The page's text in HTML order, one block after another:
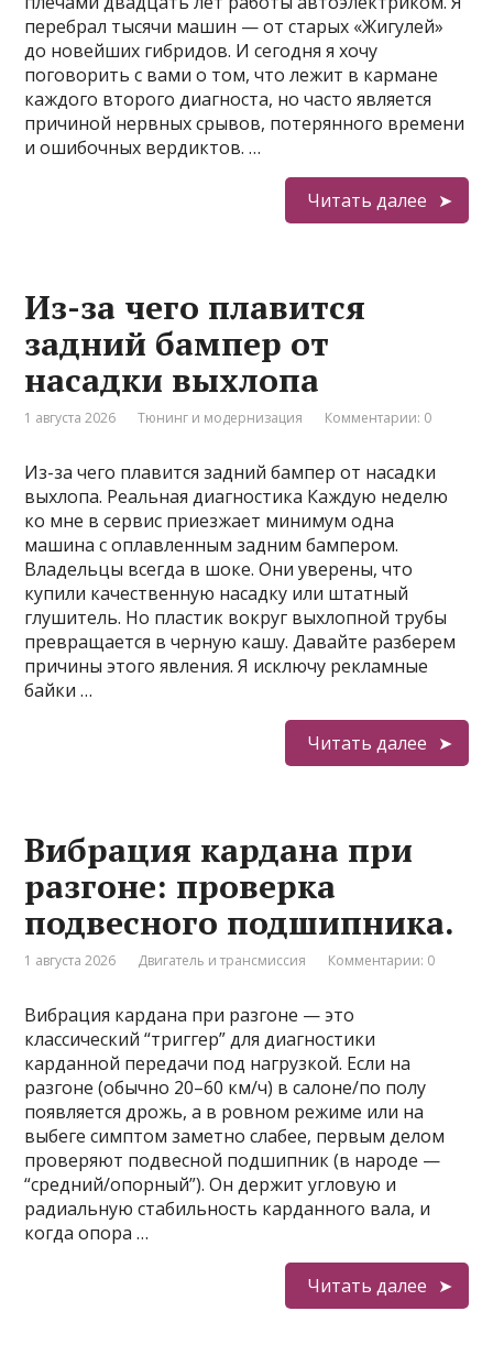
перебрал тысячи машин — от старых «Жигулей»
до новейших гибридов. И сегодня я хочу
поговорить с вами о том, что лежит в кармане
каждого второго диагноста, но часто является
причиной нервных срывов, потерянного времени
и ошибочных вердиктов. …
Читать далее
Из-за чего плавится
задний бампер от
насадки выхлопа
1 августа 2026 Тюнинг и модернизация Комментарии: 0
Из-за чего плавится задний бампер от насадки
выхлопа. Реальная диагностика Каждую неделю
ко мне в сервис приезжает минимум одна
машина с оплавленным задним бампером.
Владельцы всегда в шоке. Они уверены, что
купили качественную насадку или штатный
глушитель. Но пластик вокруг выхлопной трубы
превращается в черную кашу. Давайте разберем
причины этого явления. Я исключу рекламные
байки …
Читать далее
Вибрация кардана при
разгоне: проверка
подвесного подшипника.
1 августа 2026 Двигатель и трансмиссия Комментарии: 0
Вибрация кардана при разгоне — это
классический “триггер” для диагностики
карданной передачи под нагрузкой. Если на
разгоне (обычно 20–60 км/ч) в салоне/по полу
появляется дрожь, а в ровном режиме или на
выбеге симптом заметно слабее, первым делом
проверяют подвесной подшипник (в народе —
“средний/опорный”). Он держит угловую и
радиальную стабильность карданного вала, и
когда опора …
Читать далее